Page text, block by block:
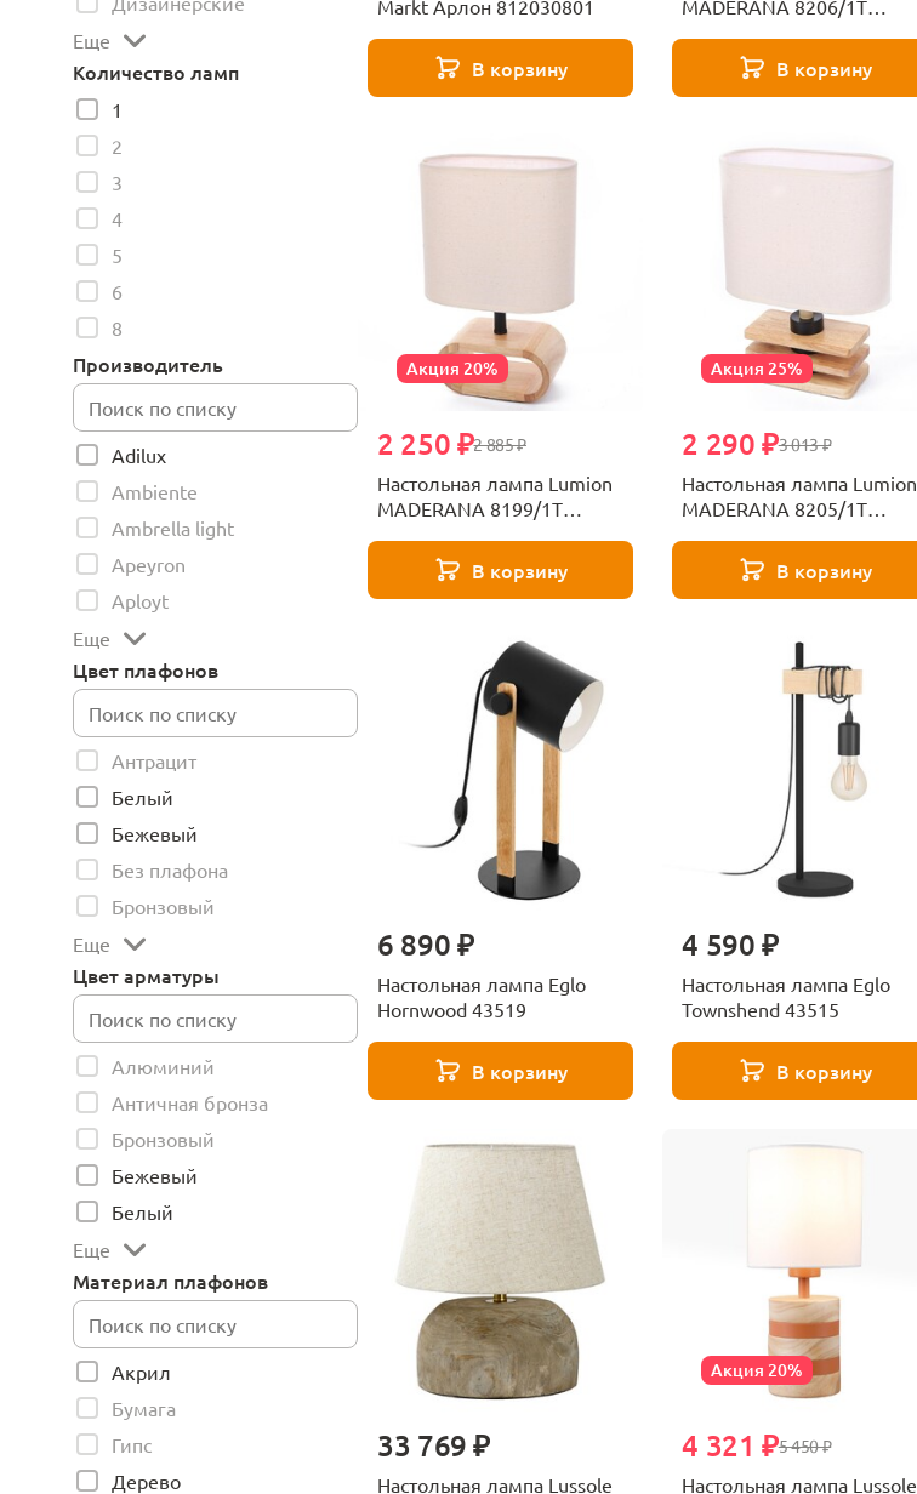
Еще
Количество ламп
1
2
3
4
5
6
8
Производитель
Adilux
Ambiente
Ambrella light
Apeyron
Aployt
Еще
Цвет плафонов
Антрацит
Белый
Бежевый
Без плафона
Бронзовый
Еще
Цвет арматуры
Алюминий
Античная бронза
Бронзовый
Бежевый
Белый
Еще
Материал плафонов
Акрил
Бумага
Гипс
Дерево
Markt Арлон 812030801
В корзину
MADERANA 8206/1T
В корзину
Акция 20%
2 885 ₽
2 250 ₽
Настольная лампа Lumion
MADERANA 8199/1T
В корзину
Акция 25%
3 013 ₽
2 290 ₽
Настольная лампа Lumion
MADERANA 8205/1T
В корзину
6 890 ₽
Настольная лампа Eglo
Hornwood 43519
В корзину
4 590 ₽
Настольная лампа Eglo
Townshend 43515
В корзину
33 769 ₽
Настольная лампа Lussole
Акция 20%
5 450 ₽
4 321 ₽
Настольная лампа Lussole